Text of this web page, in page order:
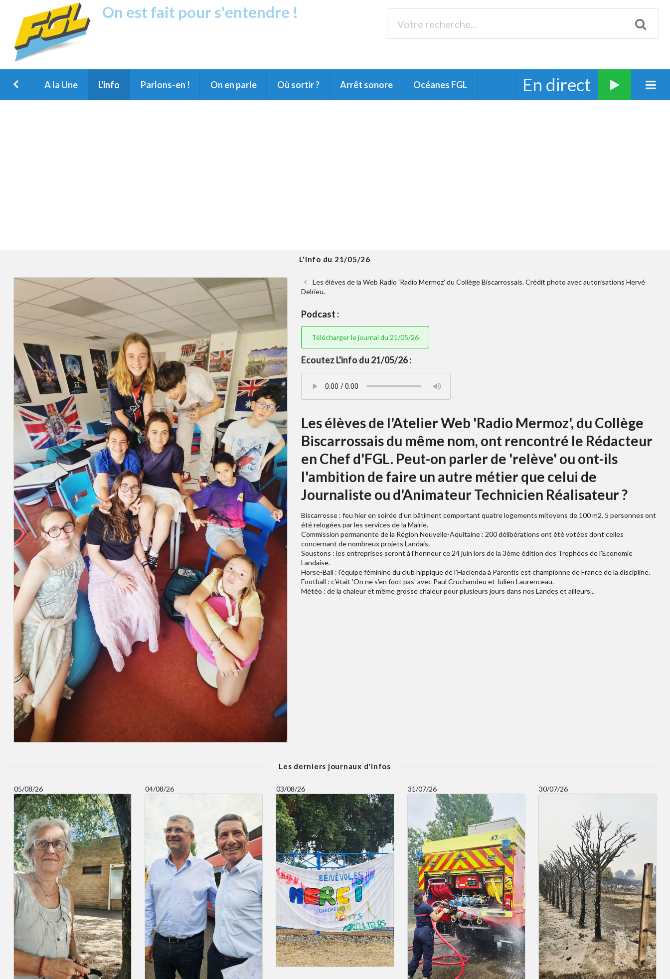
On est fait pour s'entendre !
A la Une L'info Parlons-en ! On en parle Où sortir ? Arrêt sonore Océanes FGL En direct
L'info du 21/05/26
Les élèves de la Web Radio 'Radio Mermoz' du Collège Biscarrossais. Crédit photo avec autorisations Hervé
Delrieu.
Podcast :
Télécharger le journal du 21/05/26
Ecoutez L'info du 21/05/26 :
Les élèves de l'Atelier Web 'Radio Mermoz', du Collège
Biscarrossais du même nom, ont rencontré le Rédacteur
en Chef d'FGL. Peut-on parler de 'relève' ou ont-ils
l'ambition de faire un autre métier que celui de
Journaliste ou d'Animateur Technicien Réalisateur ?
Biscarrosse : feu hier en soirée d'un bâtiment comportant quatre logements mitoyens de 100 m2. 5 personnes ont
été relogées par les services de la Mairie.
Commission permanente de la Région Nouvelle-Aquitaine : 200 délibérations ont été votées dont celles
concernant de nombreux projets Landais.
Soustons : les entreprises seront à l'honneur ce 24 juin lors de la 3ème édition des Trophées de l'Economie
Landaise.
Horse-Ball : l'équipe féminine du club hippique de l'Hacienda à Parentis est championne de France de la discipline.
Football : c'était 'On ne s'en foot pas' avec Paul Cruchandeu et Julien Laurenceau.
Météo : de la chaleur et même grosse chaleur pour plusieurs jours dans nos Landes et ailleurs...
Les derniers journaux d'infos
05/08/26 04/08/26 03/08/26 31/07/26 30/07/26